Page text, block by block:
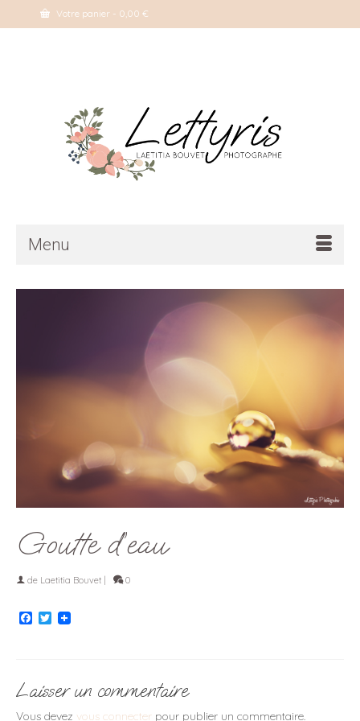
Votre panier - 0,00 €
Menu
Goutte d’eau
de Laetitia Bouvet 0
Facebook
Twitter
Laisser un commentaire
Vous devez vous connecter pour publier un commentaire.